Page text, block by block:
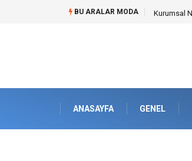
BU ARALAR MODA Dalaman
ANASAYFA GENEL